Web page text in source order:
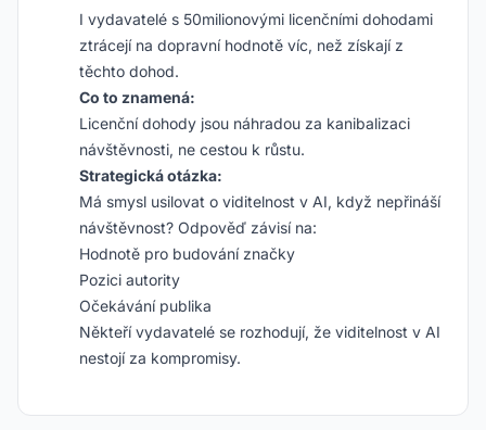
I vydavatelé s 50milionovými licenčními dohodami
ztrácejí na dopravní hodnotě víc, než získají z
těchto dohod.
Co to znamená:
Licenční dohody jsou náhradou za kanibalizaci
návštěvnosti, ne cestou k růstu.
Strategická otázka:
Má smysl usilovat o viditelnost v AI, když nepřináší
návštěvnost? Odpověď závisí na:
Hodnotě pro budování značky
Pozici autority
Očekávání publika
Někteří vydavatelé se rozhodují, že viditelnost v AI
nestojí za kompromisy.